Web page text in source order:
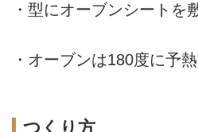
・型にオーブンシートを
・オーブンは180度に予熱
つくり方